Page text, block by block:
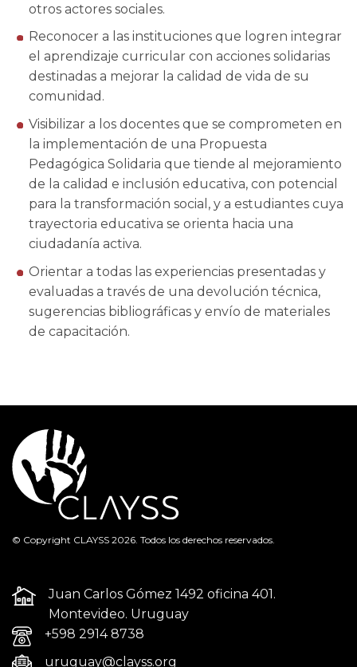
otros actores sociales.
Reconocer a las instituciones que logren integrar
el aprendizaje curricular con acciones solidarias
destinadas a mejorar la calidad de vida de su
comunidad.
Visibilizar a los docentes que se comprometen en
la implementación de una Propuesta
Pedagógica Solidaria que tiende al mejoramiento
de la calidad e inclusión educativa, con potencial
para la transformación social, y a estudiantes cuya
trayectoria educativa se orienta hacia una
ciudadanía activa.
Orientar a todas las experiencias presentadas y
evaluadas a través de una devolución técnica,
sugerencias bibliográficas y envío de materiales
de capacitación.
© Copyright CLAYSS 2026. Todos los derechos reservados.
Juan Carlos Gómez 1492 oficina 401.
Montevideo. Uruguay
+598 2914 8738
uruguay@clayss.org